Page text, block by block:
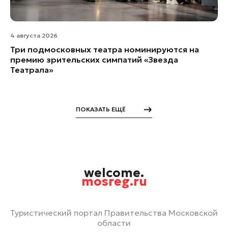
4 августа 2026
Три подмосковных театра номинируются на
премию зрительских симпатий «Звезда
Театрала»
ПОКАЗАТЬ ЕЩЁ
welcome.
mosreg.ru
Туристический портал Правительства Московской
области